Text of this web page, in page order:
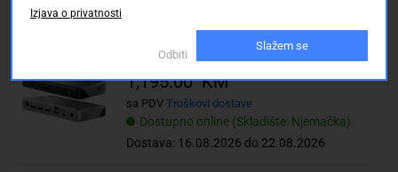
Alogic USB-C® priključna stanica DUPRDX3-WW
Dostupno online (Skladište: Njemačka)
Dostava: 16.08.2026 do 22.08.2026
1,195.00 KM
sa PDV Troškovi dostave
Izjava o privatnosti
Odbiti
Slažem se